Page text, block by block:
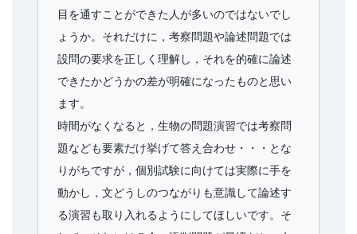
目を通すことができた人が多いのではないでし
ょうか。それだけに，考察問題や論述問題では
設問の要求を正しく理解し，それを的確に論述
できたかどうかの差が明確になったものと思い
ます。
時間がなくなると，生物の問題演習では考察問
題なども要素だけ挙げて答え合わせ・・・とな
りがちですが，個別試験に向けては実際に手を
動かし，文どうしのつながりも意識して論述す
る演習も取り入れるようにしてほしいです。そ